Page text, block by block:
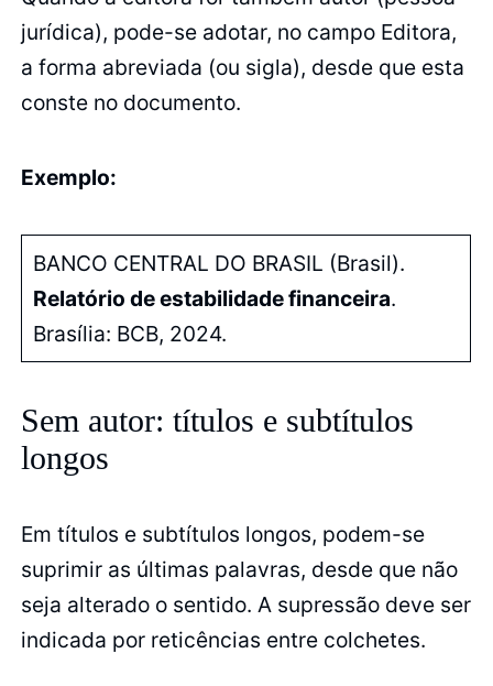
jurídica), pode-se adotar, no campo Editora,
a forma abreviada (ou sigla), desde que esta
conste no documento.
Exemplo:
BANCO CENTRAL DO BRASIL (Brasil).
Relatório de estabilidade financeira.
Brasília: BCB, 2024.
Sem autor: títulos e subtítulos
longos
Em títulos e subtítulos longos, podem-se
suprimir as últimas palavras, desde que não
seja alterado o sentido. A supressão deve ser
indicada por reticências entre colchetes.